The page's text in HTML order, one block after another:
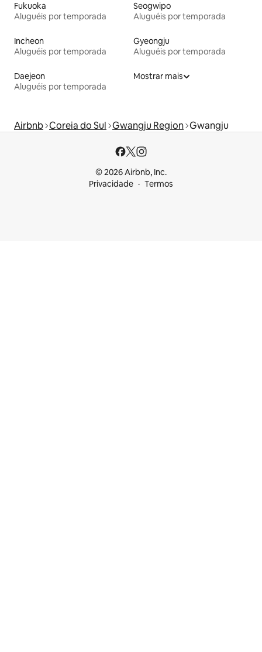
Fukuoka
Aluguéis por temporada
Seogwipo
Aluguéis por temporada
Incheon
Aluguéis por temporada
Gyeongju
Aluguéis por temporada
Daejeon
Aluguéis por temporada
Mostrar mais
Airbnb Coreia do Sul Gwangju Region Gwangju
© 2026 Airbnb, Inc.
Privacidade
Termos